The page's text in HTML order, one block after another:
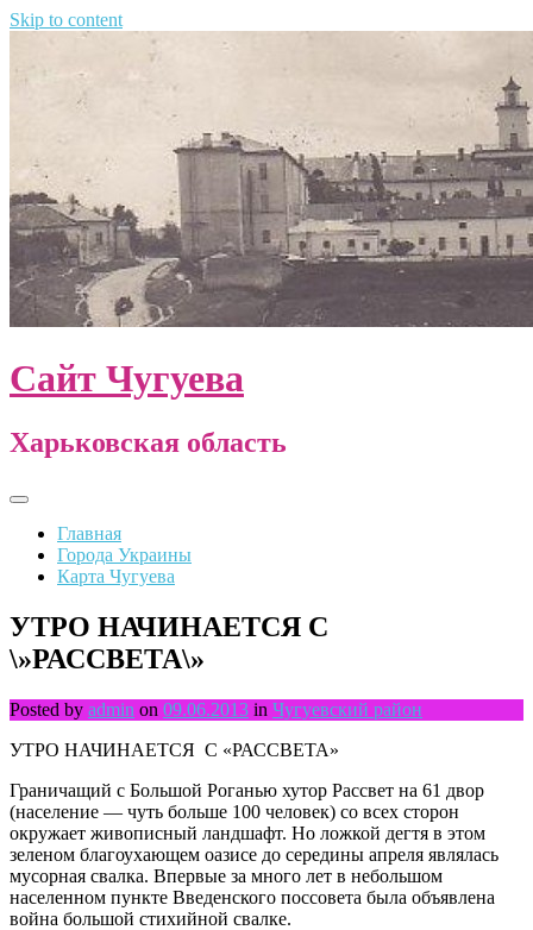
Skip to content
Сайт Чугуева
Харьковская область
Главная
Города Украины
Карта Чугуева
УТРО НАЧИНАЕТСЯ С
\»РАССВЕТА\»
Posted by admin on 09.06.2013 in Чугуевский район
УТРО НАЧИНАЕТСЯ С «РАССВЕТА»
Граничащий с Большой Роганью хутор Рассвет на 61 двор
(население — чуть больше 100 человек) со всех сторон
окружает живописный ландшафт. Но ложкой дегтя в этом
зеленом благоухающем оазисе до середины апреля являлась
мусорная свалка. Впервые за много лет в небольшом
населенном пункте Введенского поссовета была объявлена
война большой стихийной свалке.